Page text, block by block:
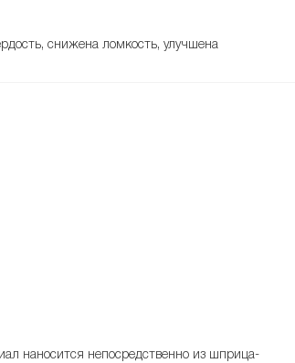
снижена ломкость, улучшена
наносится непосредственно из шприца-